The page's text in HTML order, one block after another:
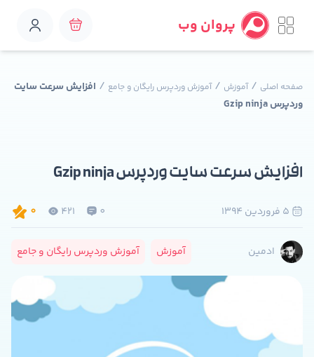
پروان وب
صفحه اصلی /آموزش /آموزش وردپرس رایگان و جامع / افزایش سرعت سایت
وردپرس Gzip ninja
0
421
0
افزایش سرعت سایت وردپرس Gzip ninja
ادمین آموزش آموزش وردپرس رایگان و جامع